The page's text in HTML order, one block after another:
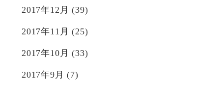
2017年12月 (39)
2017年11月 (25)
2017年10月 (33)
2017年9月 (7)